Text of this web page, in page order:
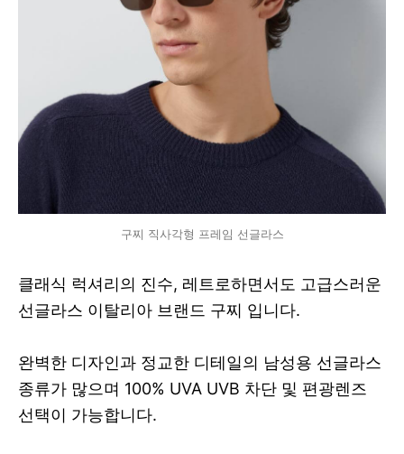
구찌 직사각형 프레임 선글라스
클래식 럭셔리의 진수, 레트로하면서도 고급스러운
선글라스 이탈리아 브랜드 구찌 입니다.
완벽한 디자인과 정교한 디테일의 남성용 선글라스
종류가 많으며 100% UVA UVB 차단 및 편광렌즈
선택이 가능합니다.